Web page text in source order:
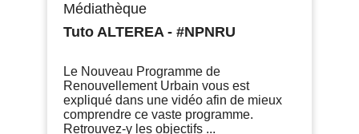
Médiathèque
Tuto ALTEREA - #NPNRU
Le Nouveau Programme de
Renouvellement Urbain vous est
expliqué dans une vidéo afin de mieux
comprendre ce vaste programme.
Retrouvez-y les objectifs ...